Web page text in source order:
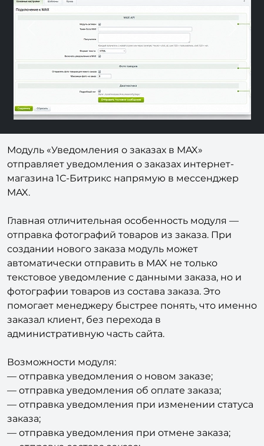
Модуль «Уведомления о заказах в MAX»
отправляет уведомления о заказах интернет-
магазина 1С-Битрикс напрямую в мессенджер
Главная отличительная особенность модуля —
отправка фотографий товаров из заказа. При
создании нового заказа модуль может
автоматически отправить в MAX не только
текстовое уведомление с данными заказа, но и
фотографии товаров из состава заказа. Это
помогает менеджеру быстрее понять, что именно
заказал клиент, без перехода в
Возможности модуля:
— отправка уведомления о новом заказе;
— отправка уведомления об оплате заказа;
— отправка уведомления при изменении статуса
заказа;